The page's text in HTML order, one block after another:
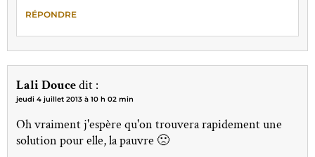
RÉPONDRE
Lali Doucedit :
jeudi 4 juillet 2013 à 10 h 02 min
Oh vraiment j'espère qu'on trouvera rapidement une
solution pour elle, la pauvre 🙁